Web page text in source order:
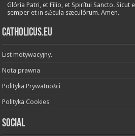
Glória Patri, et Fílio, et Spirítui Sancto. Sicut
semper et in sǽcula sæculórum. Amen.
Catholicus.eu
List motywacyjny.
Nota prawna
Polityka Prywatności
Polityka Cookies
Social